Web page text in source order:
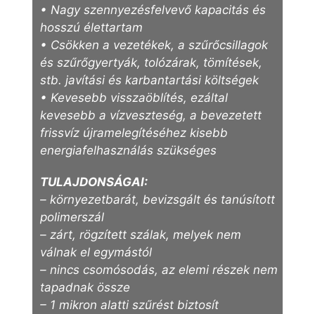
• Nagy szennyezésfelvevő kapacitás és
hosszú élettartam
• Csökken a vezetékek, a szűrőcsillagok
és szűrőgyertyák, tolózárak, tömítések,
stb. javítási és karbantartási költségek
• Kevesebb visszaöblítés, ezáltal
kevesebb a vízveszteség, a bevezetett
frissvíz újramelegítéséhez kisebb
energiafelhasználás szükséges
TULAJDONSÁGAI:
– környezetbarát, bevizsgált és tanúsított
polimerszál
– zárt, rögzített szálak, melyek nem
válnak el egymástól
– nincs csomósodás, az elemi részek nem
tapadnak össze
– 1 mikron alatti szűrést biztosít